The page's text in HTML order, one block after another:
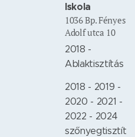
Iskola
1036 Bp. Fényes
Adolf utca 10
2018 -
Ablaktisztítás
2018 - 2019 -
2020 - 2021 -
2022 - 2024
szőnyegtisztít